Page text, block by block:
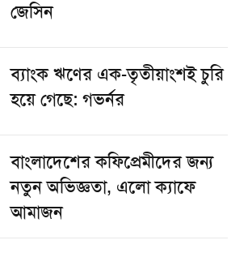
জেসিন
ব্যাংক ঋণের এক-তৃতীয়াংশই চুরি
হয়ে গেছে: গভর্নর
বাংলাদেশের কফিপ্রেমীদের জন্য
নতুন অভিজ্ঞতা, এলো ক্যাফে
আমাজন